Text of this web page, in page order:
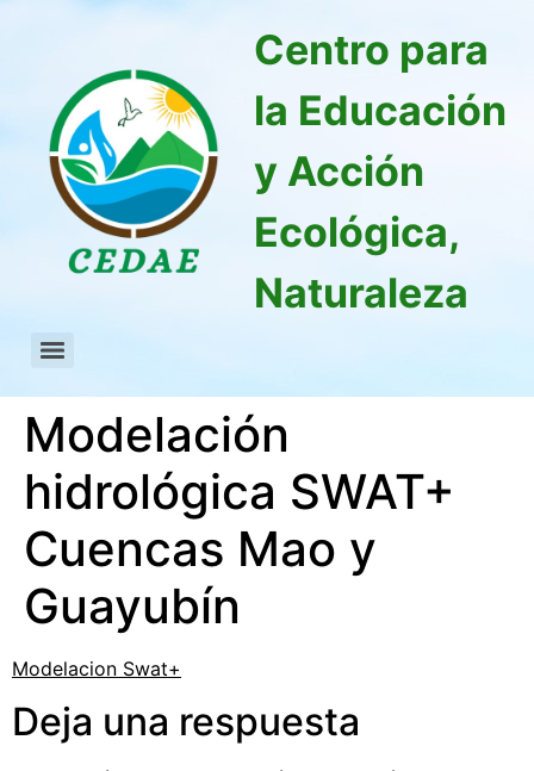
Centro para
la Educación
y Acción
Ecológica,
Naturaleza
Modelación
hidrológica SWAT+
Cuencas Mao y
Guayubín
Modelacion Swat+
Deja una respuesta